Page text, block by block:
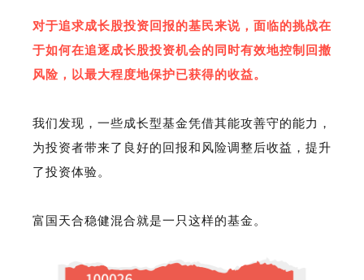
对于追求成长股投资回报的基民来说，面临的挑战在
于如何在追逐成长股投资机会的同时有效地控制回撤
风险，以最大程度地保护已获得的收益。
我们发现，一些成长型基金凭借其能攻善守的能力，
为投资者带来了良好的回报和风险调整后收益，提升
了投资体验。
富国天合稳健混合就是一只这样的基金。